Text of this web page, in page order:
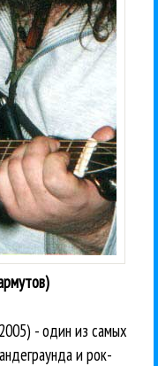
- один из самых
и рок-